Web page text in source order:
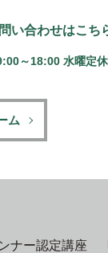
い合わせはこち
～18:00 水曜定休
ム
ナー認定講座